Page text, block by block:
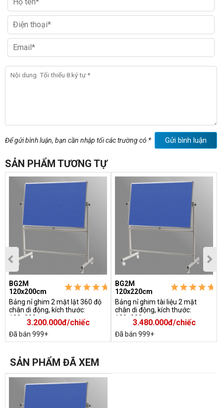
Để gửi bình luận, bạn cần nhập tối các trường có * Gửi bình luận
SẢN PHẨM TƯƠNG TỰ
BG2M
120x200cm
Bảng nỉ ghim 2 mặt lật 360 độ
chân di động, kích thước:
120x200cm
3.200.000đ/chiếc
Đã bán 999+
BG2M
120x220cm
Bảng nỉ ghim tài liệu 2 mặt
chân di động, kích thước:
120x220cm
3.480.000đ/chiếc
Đã bán 999+
SẢN PHẨM ĐÃ XEM